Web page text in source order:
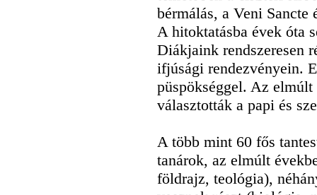
bérmálás, a Veni Sancte
A hitoktatásba évek óta
Diákjaink rendszeresen
ifjúsági rendezvényein.
püspökséggel. Az
választották a papi és
A több mint 60 fős
tanárok, az elmúlt
földrajz, teológia),